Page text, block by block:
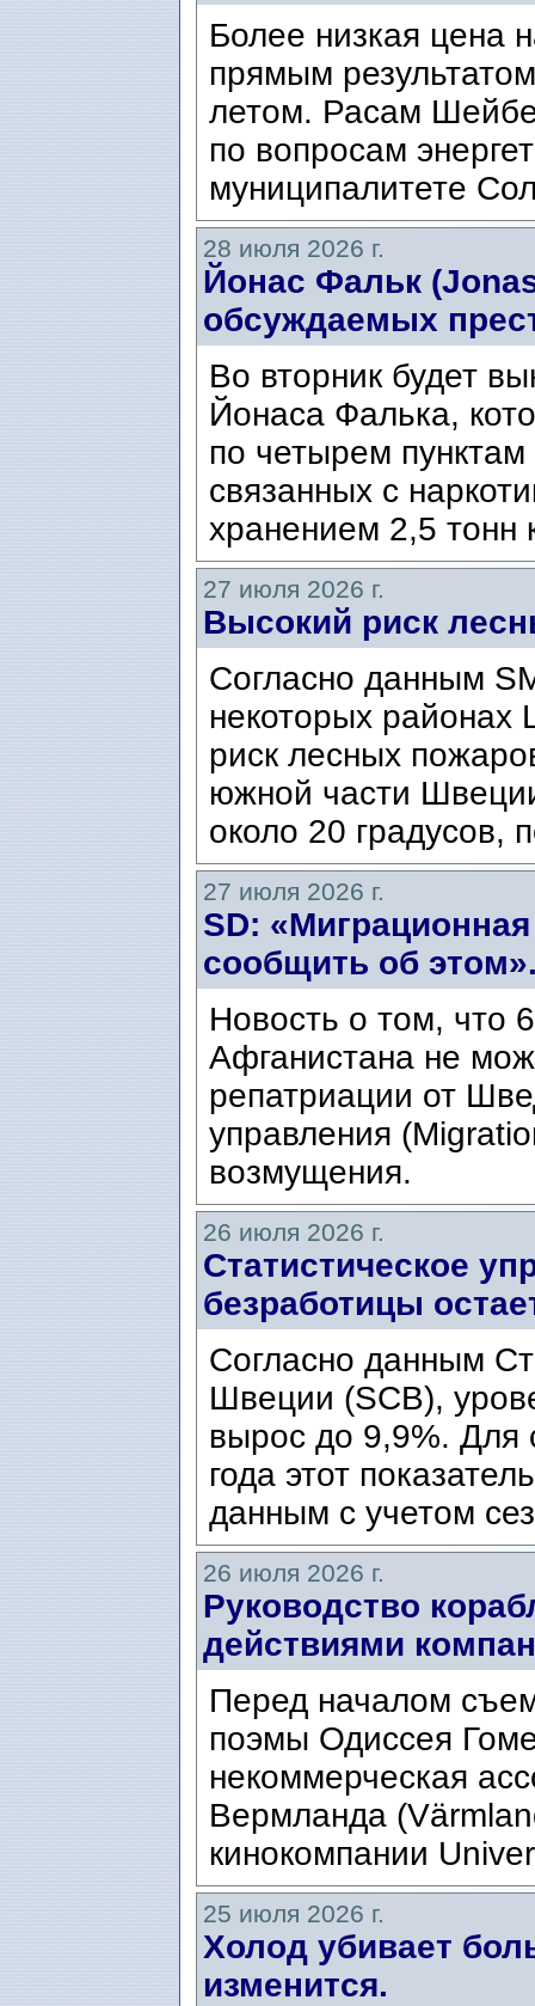
Более низкая цена
прямым
летом. Расам
по вопросам
муниципалитете
28 июля 2026 г.
Йонас Фальк
обсуждаемых
Во вторник будет
Йонаса Фалька,
по четырем
связанных с
хранением 2,5 тонн
27 июля 2026 г.
Высокий риск
Согласно данным
некоторых районах
риск лесных
южной части
около 20 градусов,
27 июля 2026 г.
SD:
сообщить об
Новость о том, что
Афганистана не
репатриации от
управления
возмущения.
26 июля 2026 г.
Статистическое
безработицы
Согласно данным
Швеции (SCB),
вырос до 9,9%. Для
года этот
данным с учетом
26 июля 2026 г.
Руководство
действиями
Перед началом
поэмы Одиссея
некоммерческая
Вермланда
кинокомпании
25 июля 2026 г.
Холод убивает
изменится.